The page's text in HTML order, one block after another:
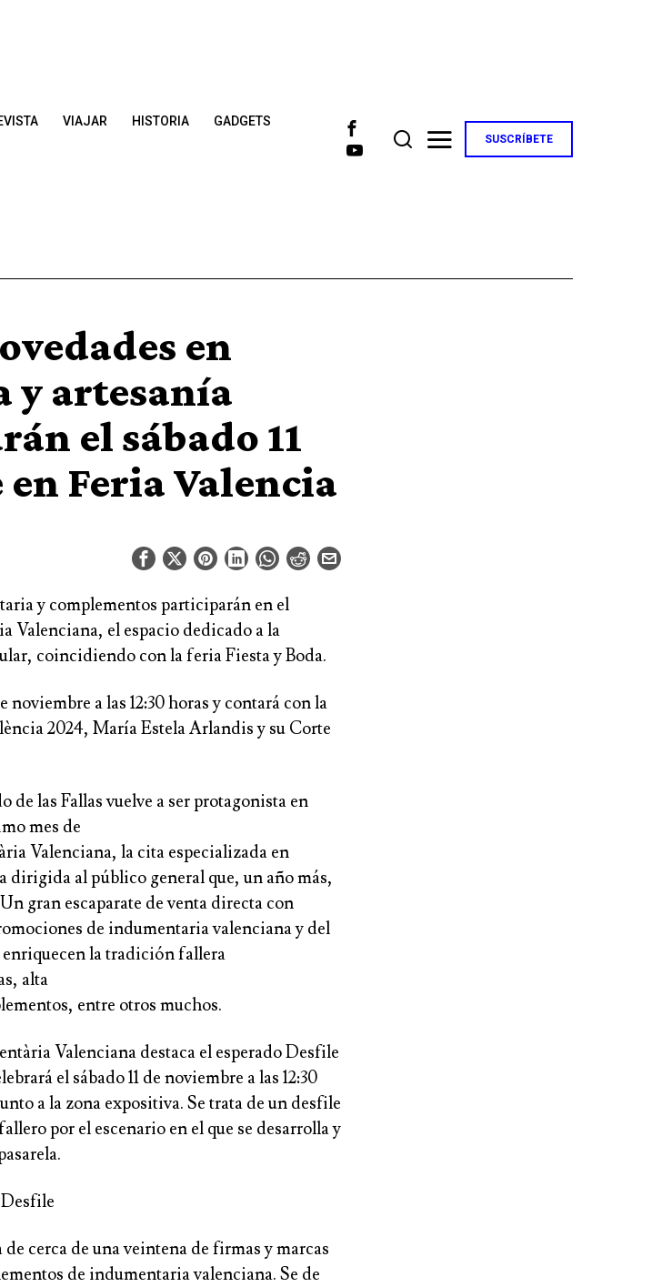
VIAJAR HISTORIA GADGETS
SUSCRÍBETE
en
artesanía
el sábado 11
Feria Valencia
y complementos participarán en el
Valenciana, el espacio dedicado a la
coincidiendo con la feria Fiesta y Boda.
noviembre a las 12:30 horas y contará con la
2024, María Estela Arlandis y su Corte
de las Fallas vuelve a ser protagonista en
mes de
Valenciana, la cita especializada en
dirigida al público general que, un año más,
gran escaparate de venta directa con
de indumentaria valencianay del
enriquecen la tradición fallera
, alta
, entre otros muchos.
Valenciana destaca el esperadoDesfile
el sábado11 de noviembre a las 12:30
a la zona expositiva. Se trata de un desfile
por el escenario en el que se desarrolla y
cerca de una veintena de firmas y marcas
de indumentaria valenciana. Se de